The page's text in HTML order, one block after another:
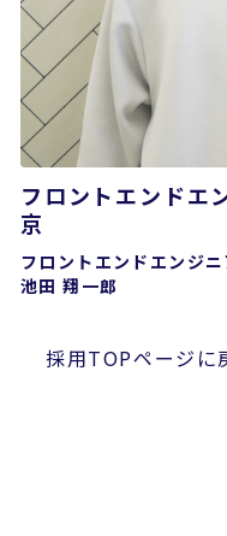
フロントエンドエ
フロントエンドエンジニ
池田 翔一郎
採用TOPページに